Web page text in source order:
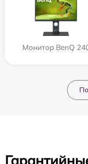
Монитор BenQ